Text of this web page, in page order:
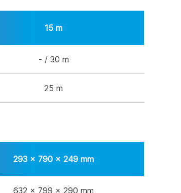
15 m
- / 30 m
25 m
293 x 790 x 249 mm
632 x 799 x 290 mm